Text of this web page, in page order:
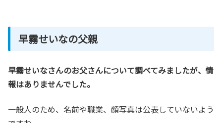
早霧せいなの父親
早霧せいなさんのお父さんについて調べてみましたが、情
報はありませんでした。
一般人のため、名前や職業、顔写真は公表していないよう